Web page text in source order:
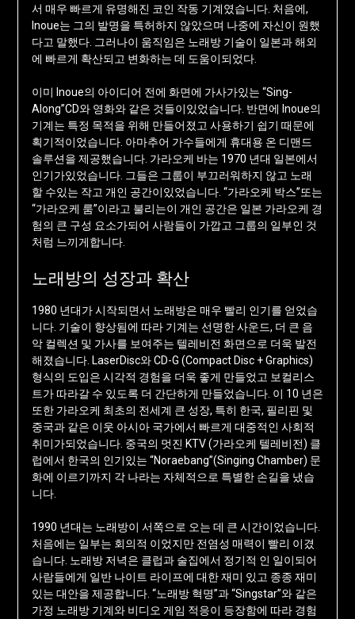
서 매우 빠르게 유명해진 코인 작동 기계였습니다. 처음에,
Inoue는 그의 발명을 특허하지 않았으며 나중에 자신이 원했
다고 말했다. 그러나이 움직임은 노래방 기술이 일본과 해외
에 빠르게 확산되고 변화하는 데 도움이되었다.
이미 Inoue의 아이디어 전에 화면에 가사가있는 “Sing-
Along”CD와 영화와 같은 것들이있었습니다. 반면에 Inoue의
기계는 특정 목적을 위해 만들어졌고 사용하기 쉽기 때문에
획기적이었습니다. 아마추어 가수들에게 휴대용 온 디맨드
솔루션을 제공했습니다. 가라오케 바는 1970 년대 일본에서
인기가있었습니다. 그들은 그룹이 부끄러워하지 않고 노래
할 수있는 작고 개인 공간이있었습니다. “가라오케 박스”또는
“가라오케 룸”이라고 불리는이 개인 공간은 일본 가라오케 경
험의 큰 구성 요소가되어 사람들이 가깝고 그룹의 일부인 것
처럼 느끼게합니다.
노래방의 성장과 확산
1980 년대가 시작되면서 노래방은 매우 빨리 인기를 얻었습
니다. 기술이 향상됨에 따라 기계는 선명한 사운드, 더 큰 음
악 컬렉션 및 가사를 보여주는 텔레비전 화면으로 더욱 발전
해졌습니다. LaserDisc와 CD-G (Compact Disc + Graphics)
형식의 도입은 시각적 경험을 더욱 좋게 만들었고 보컬리스
트가 따라갈 수 있도록 더 간단하게 만들었습니다. 이 10 년은
또한 가라오케 최초의 전세계 큰 성장, 특히 한국, 필리핀 및
중국과 같은 이웃 아시아 국가에서 빠르게 대중적인 사회적
취미가되었습니다. 중국의 멋진 KTV (가라오케 텔레비전) 클
럽에서 한국의 인기있는 “Noraebang”(Singing Chamber) 문
화에 이르기까지 각 나라는 자체적으로 특별한 손길을 냈습
니다.
1990 년대는 노래방이 서쪽으로 오는 데 큰 시간이었습니다.
처음에는 일부는 회의적 이었지만 전염성 매력이 빨리 이겼
습니다. 노래방 저녁은 클럽과 술집에서 정기적 인 일이되어
사람들에게 일반 나이트 라이프에 대한 재미 있고 종종 재미
있는 대안을 제공합니다. “노래방 혁명”과 “Singstar”와 같은
가정 노래방 기계와 비디오 게임 적응이 등장함에 따라 경험